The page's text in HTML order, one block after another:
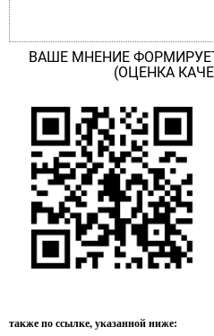
ВАШЕ МНЕНИЕ
(ОЦЕНКА
также по ссылке, указанной ниже: